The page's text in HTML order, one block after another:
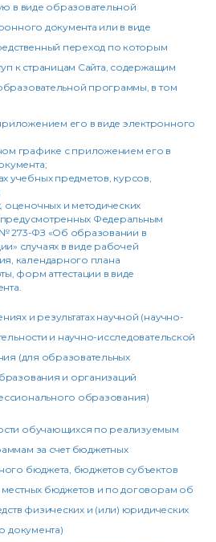
в виде образовательной
документа или в виде
переход по которым
к страницам Сайта, содержащим
программы, в том
его в виде электронного
графике с приложением его в
учебных предметов, курсов,
оценочных и методических
предусмотренных Федеральным
№ 273-ФЗ «Об образовании в
случаях в виде рабочей
календарного плана
форм аттестации в виде
и результатах научной (научно-
и научно-исследовательской
(для образовательных
и организаций
образования)
обучающихся по реализуемым
за счет бюджетных
бюджета, бюджетов субъектов
бюджетов и по договорам об
физических и (или) юридических
документа)